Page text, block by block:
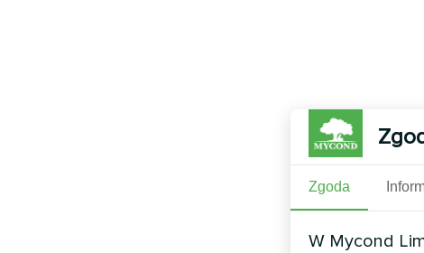
Zgoda
W Mycond